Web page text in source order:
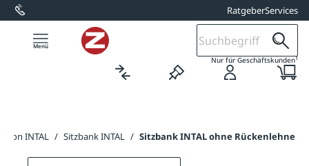
springen RatgeberServices
Nur für Geschäftskunden1
INTAL / Sitzbank INTAL / Sitzbank INTAL ohne Rückenlehne